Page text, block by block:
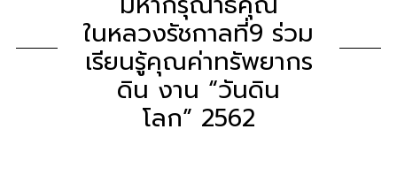
ในหลวงรัชกาลที่9 ร่วม
เรียนรู้คุณค่าทรัพยากร
ดิน งาน “วันดิน
โลก” 2562